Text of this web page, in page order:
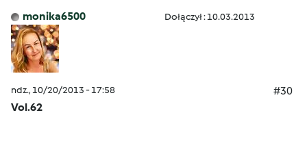
monika6500 Dołączył : 10.03.2013
ndz., 10/20/2013 - 17:58
#30
Vol.62